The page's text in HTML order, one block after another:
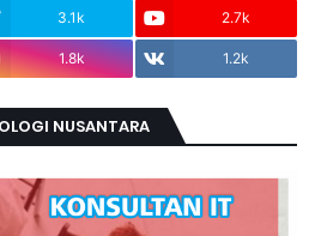
3.1k 2.7k
1.8k 1.2k
NUSANTARA